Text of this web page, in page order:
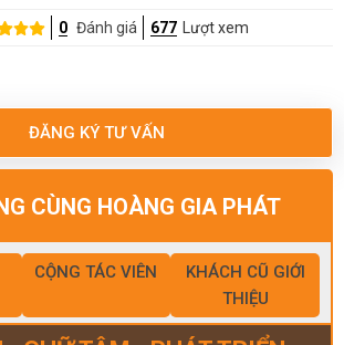
0 Đánh giá 677 Lượt xem
ĐĂNG KÝ TƯ VẤN
CÙNG HOÀNG GIA PHÁT
CỘNG TÁC VIÊN
KHÁCH CŨ GIỚI
THIỆU